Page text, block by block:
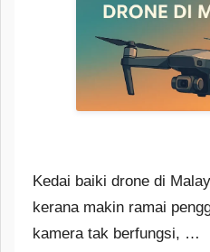
Kedai baiki drone di
kerana makin ramai
kamera tak berfungsi, …